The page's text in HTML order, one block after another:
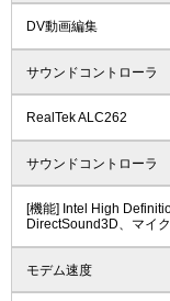
DV動画編集
サウンドコントローラ
RealTek ALC262
サウンドコントローラ
[機能] Intel High
DirectSound3D、マイ
モデム速度